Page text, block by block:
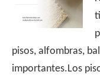
pisos, alfombras,
importantes.Los